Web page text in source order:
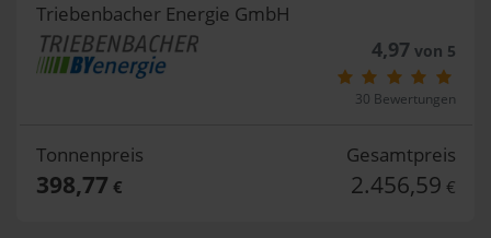
Triebenbacher Energie GmbH
4,97von 5
30 Bewertungen
Tonnenpreis
398,77 €
Gesamtpreis
2.456,59 €